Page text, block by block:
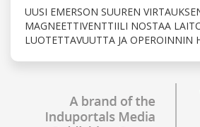
UUSI EMERSON SUUREN
MAGNEETTIVENTTIILI NOSTAA
LUOTETTAVUUTTA JA OPEROINNIN